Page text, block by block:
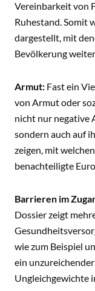
Vereinbarkeit von
Ruhestand. Somit
dargestellt, mit
Bevölkerung
Armut: Fast ein
von Armut oder
nicht nur negative
sondern auch auf
zeigen, mit
benachteiligte
Barrieren im
Dossier zeigt
wie zum Beispiel
ein
Ungleichgewichte